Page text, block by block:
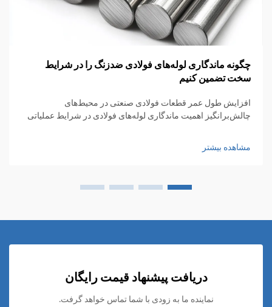
چگونه ماندگاری لوله‌های فولادی ضدزنگ را در شرایط
سخت تضمین کنیم
افزایش طول عمر قطعات فولادی صنعتی در محیط‌های
چالش‌برانگیز اهمیت ماندگاری لوله‌های فولادی در شرایط عملیاتی
گسترش مرزهای شرایط عملیاتی هستند. از مواد شیمیایی...
مشاهده بیشتر
دریافت پیشنهاد قیمت رایگان
نماینده ما به زودی با شما تماس خواهد گرفت.